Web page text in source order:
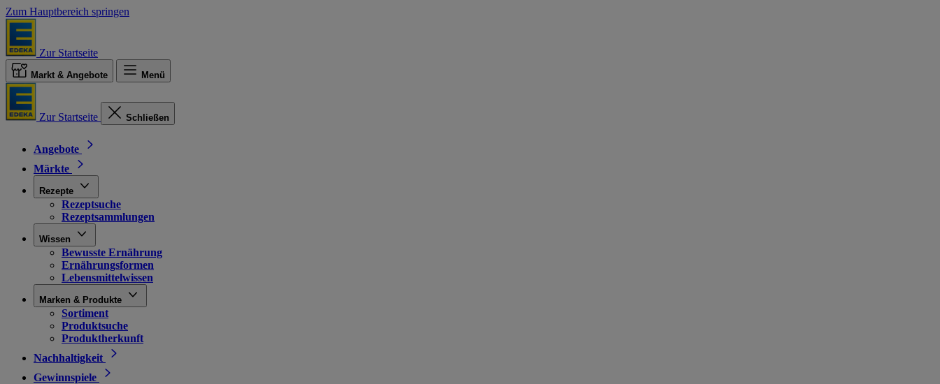
Zum Hauptbereich springen
Zur Startseite
Markt & Angebote Menü
Zur Startseite Schließen
Angebote
Märkte
Rezepte
Rezeptsuche
Rezeptsammlungen
Wissen
Bewusste Ernährung
Ernährungsformen
Lebensmittelwissen
Marken & Produkte
Sortiment
Produktsuche
Produktherkunft
Nachhaltigkeit
Gewinnspiele